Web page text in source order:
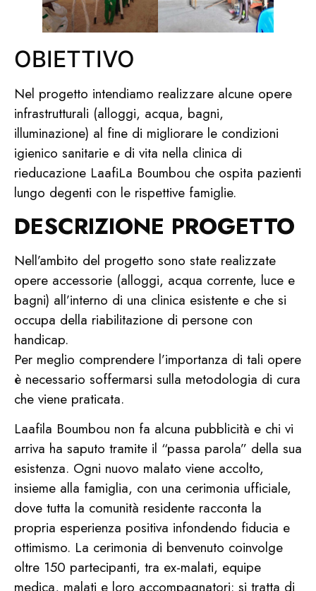
OBIETTIVO
Nel progetto intendiamo realizzare alcune opere
infrastrutturali (alloggi, acqua, bagni,
illuminazione) al fine di migliorare le condizioni
igienico sanitarie e di vita nella clinica di
rieducazione LaafiLa Boumbou che ospita pazienti
lungo degenti con le rispettive famiglie.
DESCRIZIONE PROGETTO
Nell’ambito del progetto sono state realizzate
opere accessorie (alloggi, acqua corrente, luce e
bagni) all’interno di una clinica esistente e che si
occupa della riabilitazione di persone con
handicap.
Per meglio comprendere l’importanza di tali opere
è necessario soffermarsi sulla metodologia di cura
che viene praticata.
Laafila Boumbou non fa alcuna pubblicità e chi vi
arriva ha saputo tramite il “passa parola” della sua
esistenza. Ogni nuovo malato viene accolto,
insieme alla famiglia, con una cerimonia ufficiale,
dove tutta la comunità residente racconta la
propria esperienza positiva infondendo fiducia e
ottimismo. La cerimonia di benvenuto coinvolge
oltre 150 partecipanti, tra ex-malati, equipe